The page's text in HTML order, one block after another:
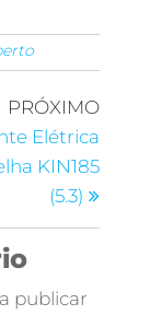
PRÓXIMO
Elétrica
KIN185
(5.3)
publicar